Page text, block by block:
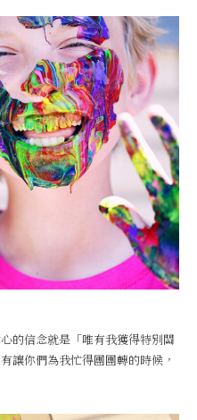
的信念就是「唯有我獲得特別關
讓你們為我忙得團團轉的時候，